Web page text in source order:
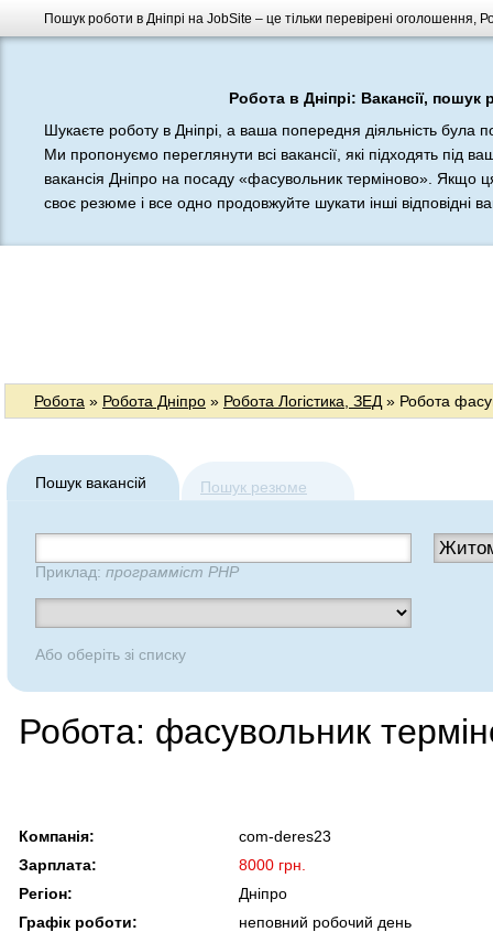
Пошук роботи в Дніпрі на JobSite – це тільки перевірені оголошення,
Робота в Дніпрі: Вакансії, пошук
Шукаєте роботу в Дніпрі, а ваша попередня діяльність була
Ми пропонуємо переглянути всі вакансії, які підходять під
вакансія Дніпро на посаду «фасувольник терміново». Якщо
своє резюме і все одно продовжуйте шукати інші відповідні
Робота » Робота Дніпро » Робота Логістика, ЗЕД » Робота
Пошук вакансій Пошук резюме
Приклад: программіст PHP
Або оберіть зі списку
Робота: фасувольник
Компанія:
com-deres23
Зарплата:
8000 грн.
Регіон:
Дніпро
Графік роботи:
неповний робочий день